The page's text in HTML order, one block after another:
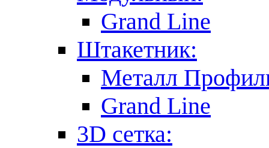
Grand Line
Штакетник:
Металл
Grand Line
3D сетка: